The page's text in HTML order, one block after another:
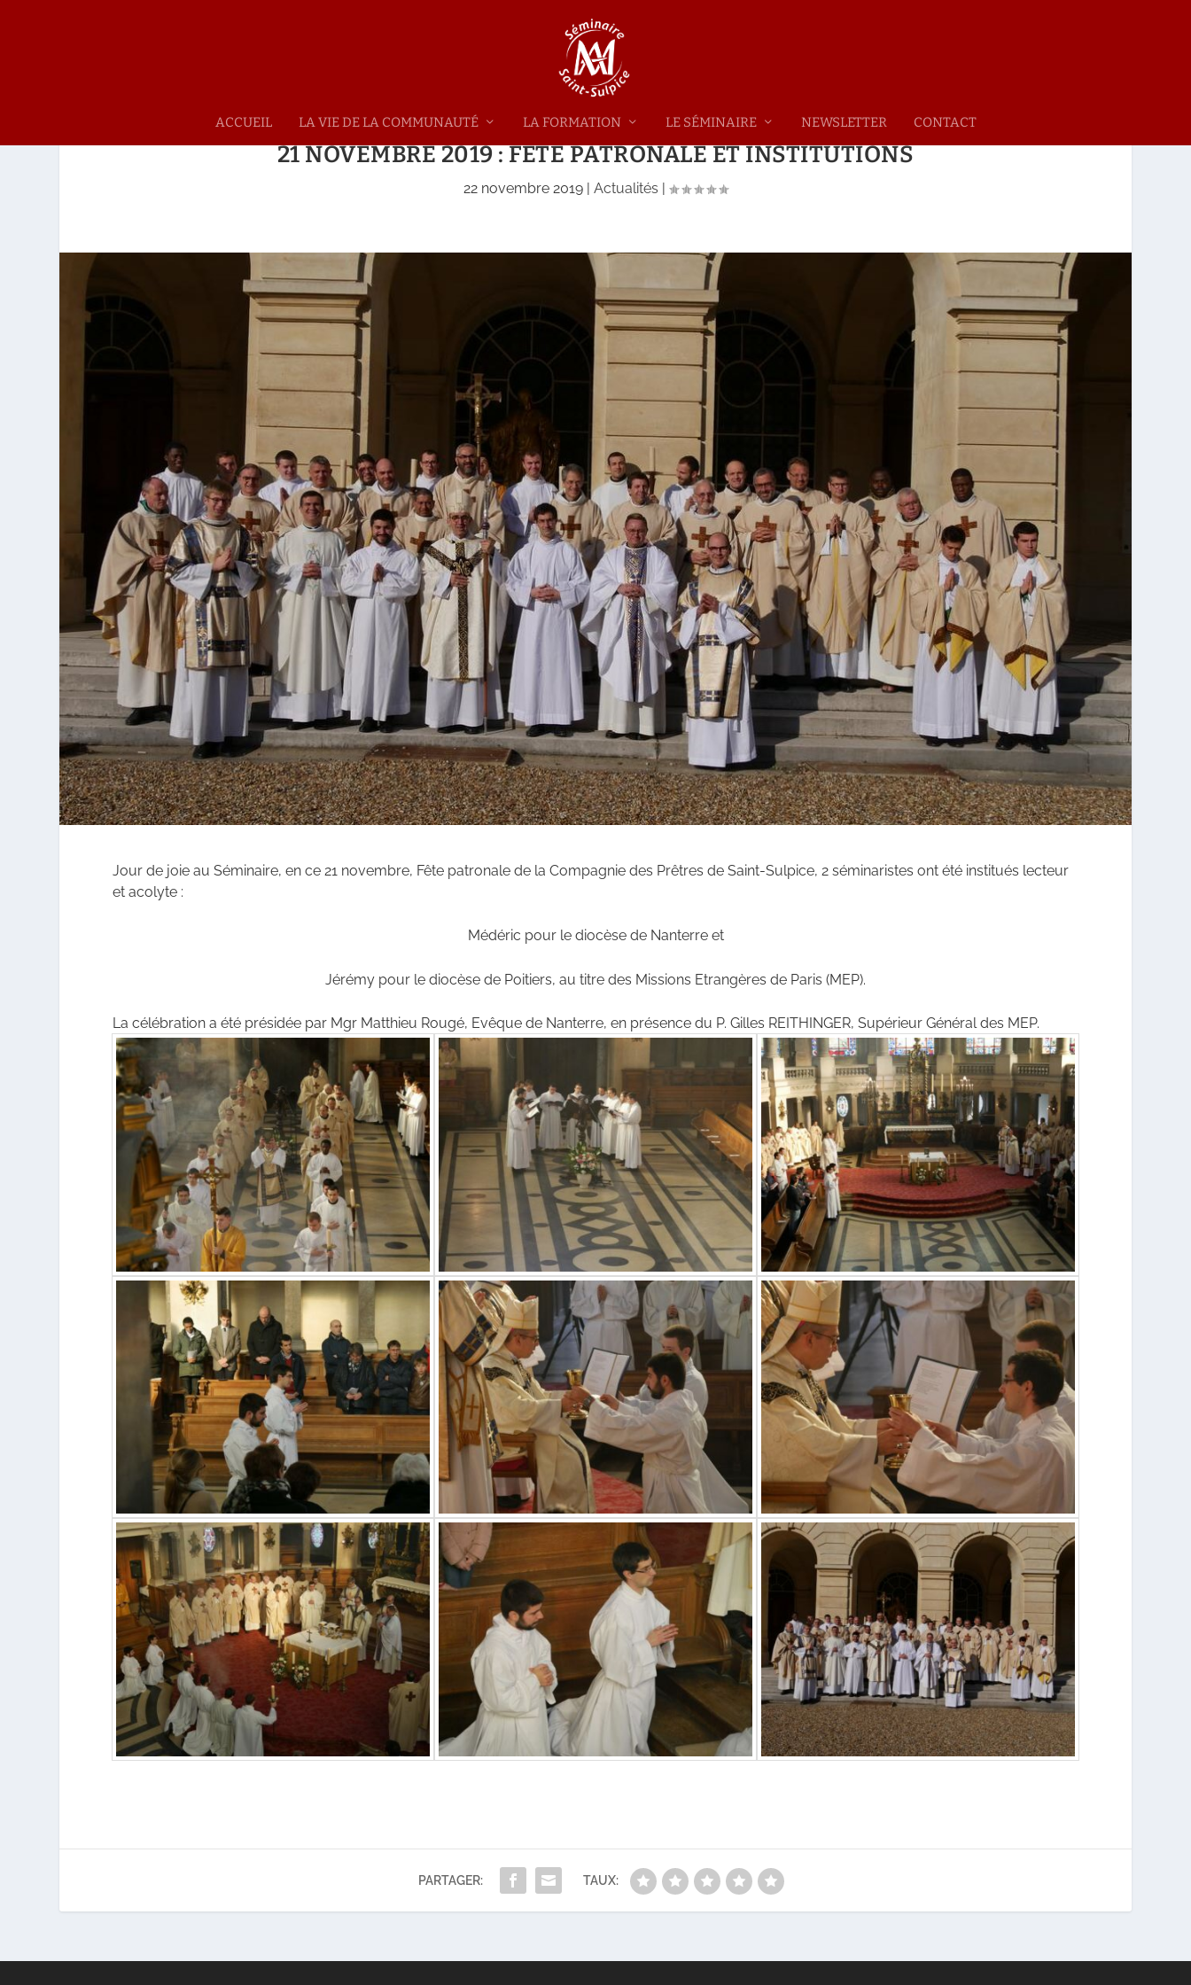
ACCUEIL LA VIE DE LA COMMUNAUTÉ LA FORMATION LE SÉMINAIRE NEWSLETTER CONTACT
21 NOVEMBRE 2019 : FÊTE PATRONALE ET INSTITUTIONS
22 novembre 2019 | Actualités |
Jour de joie au Séminaire, en ce 21 novembre, Fête patronale de la Compagnie des Prêtres de Saint-Sulpice, 2 séminaristes ont été institués lecteur
et acolyte :
Médéric pour le diocèse de Nanterre et
Jérémy pour le diocèse de Poitiers, au titre des Missions Etrangères de Paris (MEP).
La célébration a été présidée par Mgr Matthieu Rougé, Evêque de Nanterre, en présence du P. Gilles REITHINGER, Supérieur Général des MEP.
PARTAGER: TAUX: